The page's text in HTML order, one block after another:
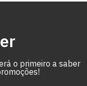
o primeiro a saber